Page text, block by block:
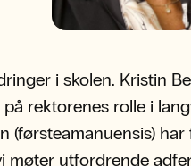
i skolen. Kristin
rektorenes rolle i
(førsteamanuensis) har
møter utfordrende